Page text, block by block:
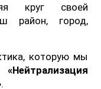
круг своей
район, город,
которую мы
«Нейтрализация
.